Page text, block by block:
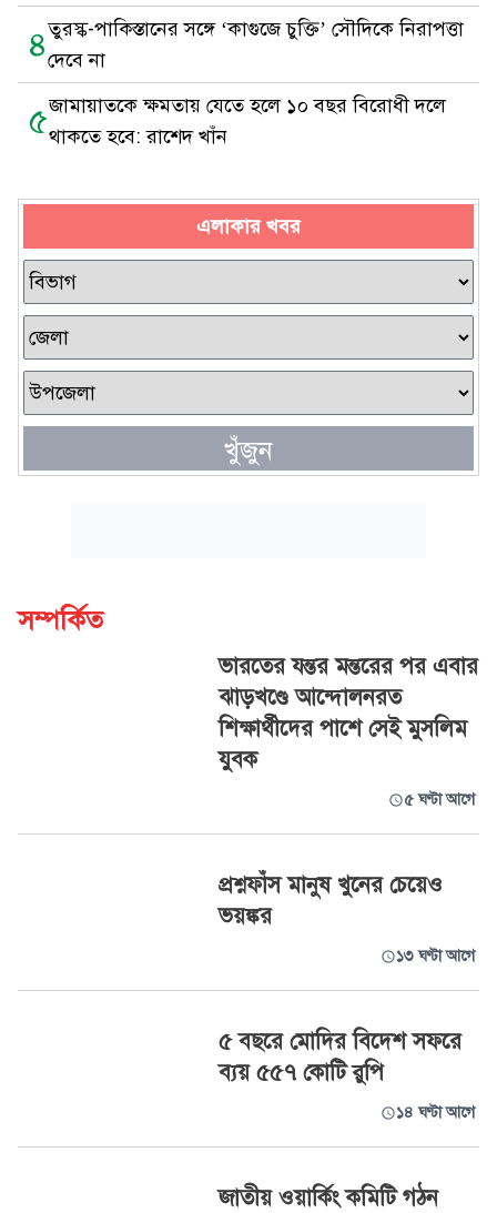
৪তুরস্ক-পাকিস্তানের সঙ্গে ‘কাগুজে চুক্তি’ সৌদিকে নিরাপত্তা
দেবে না
৫জামায়াতকে ক্ষমতায় যেতে হলে ১০ বছর বিরোধী দলে
থাকতে হবে: রাশেদ খাঁন
এলাকার খবর
খুঁজুন
সম্পর্কিত
ভারতের যন্তর মন্তরের পর এবার
ঝাড়খণ্ডে আন্দোলনরত
শিক্ষার্থীদের পাশে সেই মুসলিম
যুবক
৫ ঘণ্টা আগে
প্রশ্নফাঁস মানুষ খুনের চেয়েও
ভয়ঙ্কর
১৩ ঘণ্টা আগে
৫ বছরে মোদির বিদেশ সফরে
ব্যয় ৫৫৭ কোটি রুপি
১৪ ঘণ্টা আগে
জাতীয় ওয়ার্কিং কমিটি গঠন